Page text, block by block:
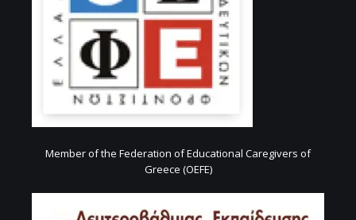
Member of the Federation of Educational Caregivers of
Greece (OEFE)